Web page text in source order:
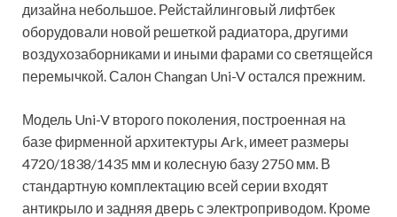
дизайна небольшое. Рейстайлинговый лифтбек
оборудовали новой решеткой радиатора, другими
воздухозаборниками и иными фарами со светящейся
перемычкой. Салон Changan Uni-V остался прежним.
Модель Uni-V второго поколения, построенная на
базе фирменной архитектуры Ark, имеет размеры
4720/1838/1435 мм и колесную базу 2750 мм. В
стандартную комплектацию всей серии входят
антикрыло и задняя дверь с электроприводом. Кроме